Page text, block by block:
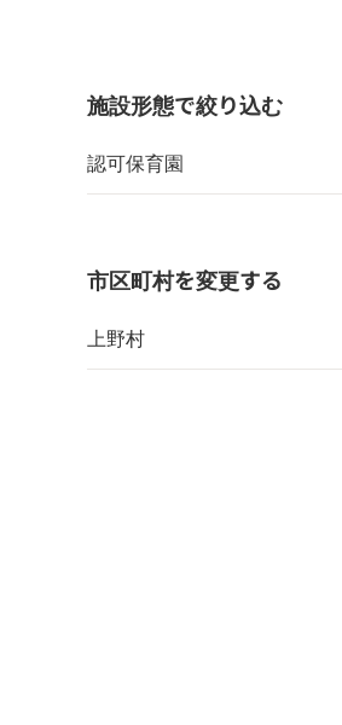
施設形態で絞り込む
認可保育園
市区町村を変更する
上野村